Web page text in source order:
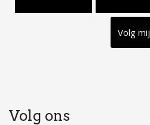
Volg mij
Volg ons